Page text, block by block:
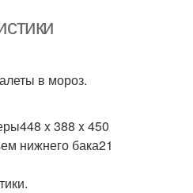
в мороз.
x 388 x 450
нижнего бака21